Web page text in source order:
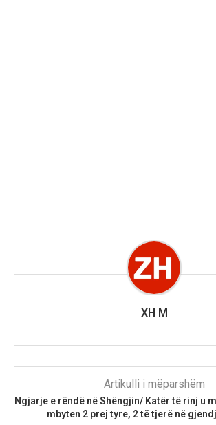
XH M
Artikulli i mëparshëm
Ngjarje e rëndë në Shëngjin/ Katër të rinj u
mbyten 2 prej tyre, 2 të tjerë në